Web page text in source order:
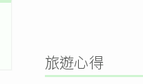
旅遊心得